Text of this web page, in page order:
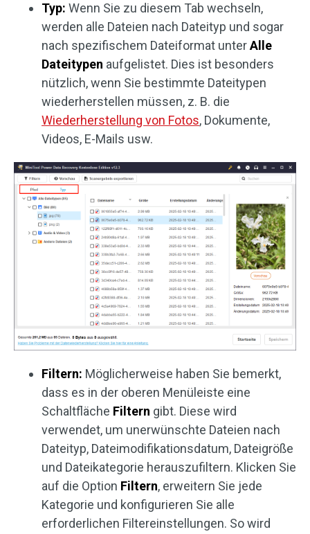
Typ: Wenn Sie zu diesem Tab wechseln,
werden alle Dateien nach Dateityp und sogar
nach spezifischem Dateiformat unterAlle
Dateitypen aufgelistet. Dies ist besonders
nützlich, wenn Sie bestimmte Dateitypen
wiederherstellen müssen, z. B. die
Wiederherstellung von Fotos, Dokumente,
Videos, E-Mails usw.
Filtern: Möglicherweise haben Sie bemerkt,
dass es in der oberen Menüleiste eine
Schaltfläche Filtern gibt. Diese wird
verwendet, um unerwünschte Dateien nach
Dateityp, Dateimodifikationsdatum, Dateigröße
und Dateikategorie herauszufiltern. Klicken Sie
auf die Option Filtern, erweitern Sie jede
Kategorie und konfigurieren Sie alle
erforderlichen Filtereinstellungen. So wird